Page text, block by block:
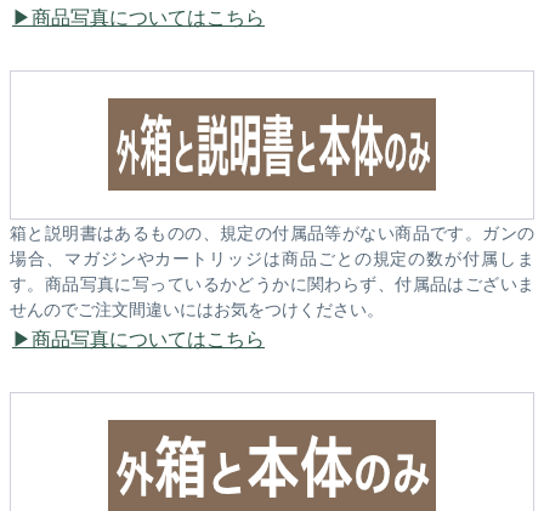
商品写真についてはこちら
箱と説明書はあるものの、規定の付属品等がない商品です。ガンの
場合、マガジンやカートリッジは商品ごとの規定の数が付属しま
す。商品写真に写っているかどうかに関わらず、付属品はございま
せんのでご注文間違いにはお気をつけください。
商品写真についてはこちら